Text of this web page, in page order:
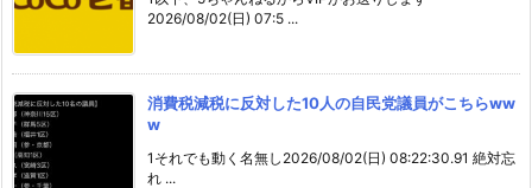
2026/08/02(日) 07:5 ...
消費税減税に反対した10人の自民党議員がこちらww
w
1それでも動く名無し2026/08/02(日) 08:22:30.91 絶対忘
れ ...